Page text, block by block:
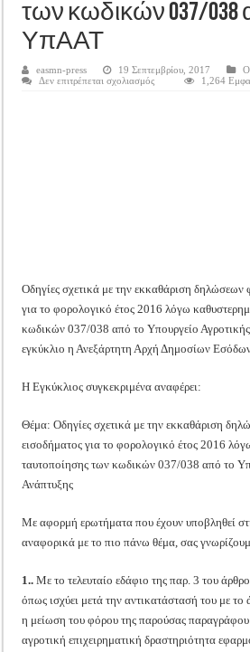
Η περίοδος συγκομιδής της Ελιάς ξεκίνησε…με
Οι Φθινοπωρινές σπορές ξεκίνησαν!
Ημερίδα: Τρέφοντας Βιώσιμα το Μέλλον: Η
των κωδικών 037/038
ΥπΑΑΤ
easmn-press 19 Σεπτεμβρίου, 2017
Δεν επιτρέπεται σχολιασμόςστο
1,264
Οδηγίες σχετικά με την εκκαθάριση δηλώσεων
για το φορολογικό έτος 2016 λόγω
κωδικών 037/038 από το Υπουργείο
εγκύκλιο η Ανεξάρτητη Αρχή Δημοσίων
Η Εγκύκλιος συγκεκριμένα αναφέρει:
Θέμα: Οδηγίες σχετικά με την εκκαθάριση
εισοδήματος για το φορολογικό έτος 2016
ταυτοποίησης των κωδικών 037/038 από το
Ανάπτυξης
Με αφορμή ερωτήματα που έχουν υποβληθεί
αναφορικά με το πιο πάνω θέμα, σας
1.. Με το τελευταίο εδάφιο της παρ. 3 του
όπως ισχύει μετά την αντικατάστασή του με
η μείωση του φόρου της παρούσας παραγράφου
αγροτική επιχειρηματική δραστηριότητα